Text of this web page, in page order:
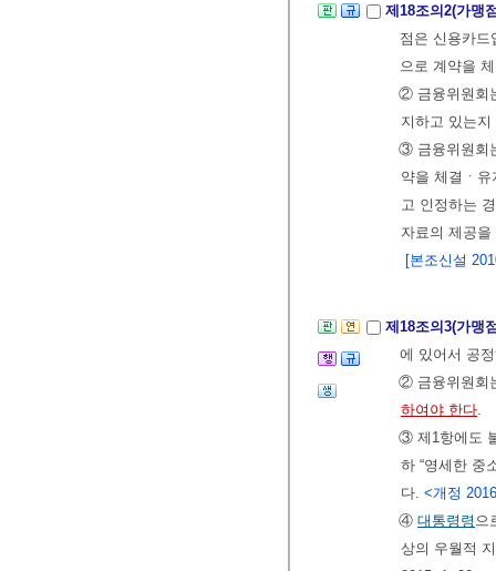
제18조의2(가맹
점은 신용카드
으로 계약을
② 금융위원회
지하고 있는
③ 금융위원회
약을 체결ㆍ
고 인정하는
자료의 제공
[본조신설
제18조의3(가맹
에 있어서 공
② 금융위원회
하여야 한다.
③ 제1항에도
하 “영세한 중
다. <개정
④ 대통령령 으
상의 우월적